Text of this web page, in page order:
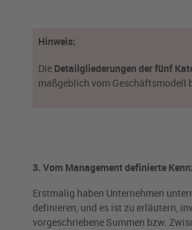
Hinweis:
Die Detailgliederungen der fünf
maßgeblich vom Geschäftsmodell
3. Vom Management definierte
Erstmalig haben Unternehmen
definieren, und es ist zu erläutern,
vorgeschriebene Summen bzw.